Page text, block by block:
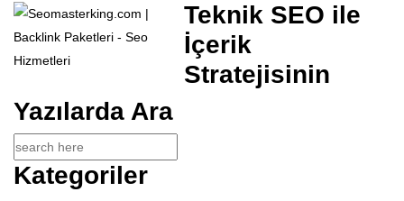
Teknik SEO ile
İçerik
Stratejisinin
Yazılarda Ara
Kategoriler